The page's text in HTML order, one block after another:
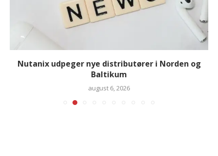
Nutanix udpeger nye distributører i Norden og
Baltikum
august 6, 2026